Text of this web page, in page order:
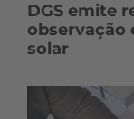
DGS emite
observação
solar